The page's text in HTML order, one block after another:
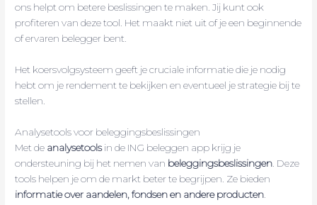
ons helpt om betere beslissingen te maken. Jij kunt ook
profiteren van deze tool. Het maakt niet uit of je een beginnende
of ervaren belegger bent.
Het koersvolgsysteem geeft je cruciale informatie die je nodig
hebt om je rendement te bekijken en eventueel je strategie bij te
stellen.
Analysetools voor beleggingsbeslissingen
Met de analysetoolsin de ING beleggen app krijg je
ondersteuning bij het nemen van beleggingsbeslissingen . Deze
tools helpen je om de markt beter te begrijpen. Ze bieden
informatie over aandelen, fondsen en andere producten